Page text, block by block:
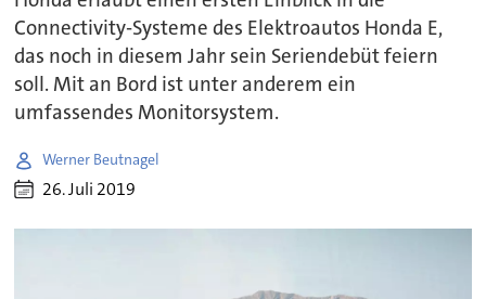
Connectivity-Systeme des Elektroautos Honda E,
das noch in diesem Jahr sein Seriendebüt feiern
soll. Mit an Bord ist unter anderem ein
umfassendes Monitorsystem.
Werner Beutnagel
26. Juli 2019